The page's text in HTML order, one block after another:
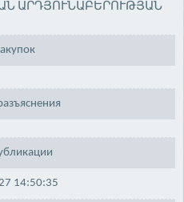
ԱՐԴՅՈՒՆԱԲԵՐՈՒԹՅԱՆ
14:50:35